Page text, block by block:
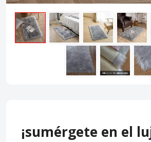
¡sumérgete en el